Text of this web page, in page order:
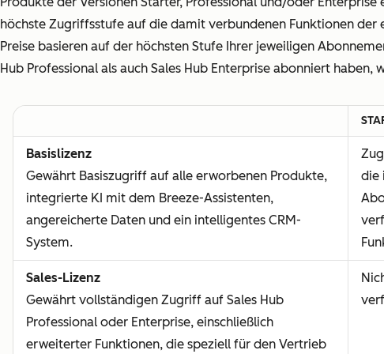
höchste Zugriffsstufe auf die damit verbundenen Funktionen
Preise basieren auf der höchsten Stufe Ihrer jeweiligen
Hub Professional als auch Sales Hub Enterprise abonniert haben,
Basislizenz
Gewährt Basiszugriff auf alle erworbenen Produkte,
integrierte KI mit dem Breeze-Assistenten,
angereicherte Daten und ein intelligentes CRM-
System.
die
Sales-Lizenz
Gewährt vollständigen Zugriff auf Sales Hub
Professional oder Enterprise, einschließlich
erweiterter Funktionen, die speziell für den Vertrieb